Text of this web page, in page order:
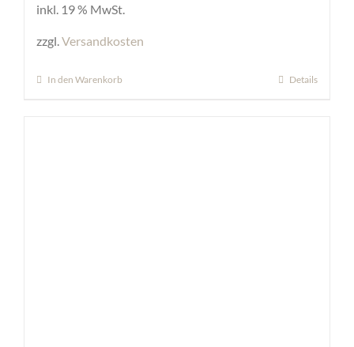
inkl. 19 % MwSt.
zzgl.Versandkosten
In den Warenkorb Details